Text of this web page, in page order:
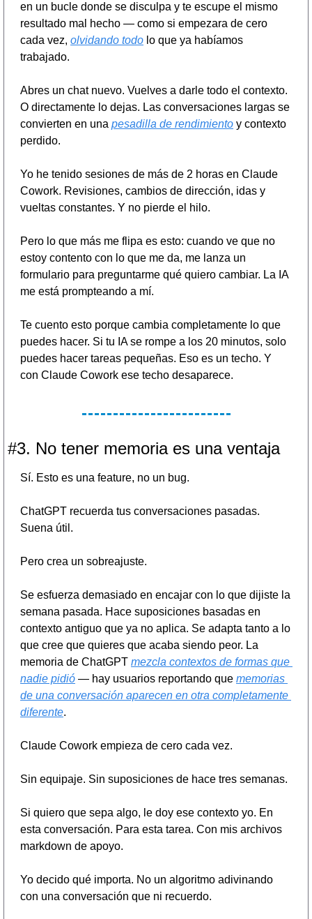
en un bucle donde se disculpa y te escupe el mismo
resultado mal hecho — como si empezara de cero
cada vez, olvidando todo lo que ya habíamos
trabajado.
Abres un chat nuevo. Vuelves a darle todo el contexto.
O directamente lo dejas. Las conversaciones largas se
convierten en una pesadilla de rendimiento y contexto
perdido.
Yo he tenido sesiones de más de 2 horas en Claude
Cowork. Revisiones, cambios de dirección, idas y
vueltas constantes. Y no pierde el hilo.
Pero lo que más me flipa es esto: cuando ve que no
estoy contento con lo que me da, me lanza un
formulario para preguntarme qué quiero cambiar. La IA
me está prompteando a mí.
Te cuento esto porque cambia completamente lo que
puedes hacer. Si tu IA se rompe a los 20 minutos, solo
puedes hacer tareas pequeñas. Eso es un techo. Y
con Claude Cowork ese techo desaparece.
#3. No tener memoria es una ventaja
Sí. Esto es una feature, no un bug.
ChatGPT recuerda tus conversaciones pasadas.
Suena útil.
Pero crea un sobreajuste.
Se esfuerza demasiado en encajar con lo que dijiste la
semana pasada. Hace suposiciones basadas en
contexto antiguo que ya no aplica. Se adapta tanto a lo
que cree que quieres que acaba siendo peor. La
memoria de ChatGPT mezcla contextos de formas que
nadie pidió — hay usuarios reportando que memorias
de una conversación aparecen en otra completamente
diferente.
Claude Cowork empieza de cero cada vez.
Sin equipaje. Sin suposiciones de hace tres semanas.
Si quiero que sepa algo, le doy ese contexto yo. En
esta conversación. Para esta tarea. Con mis archivos
markdown de apoyo.
Yo decido qué importa. No un algoritmo adivinando
con una conversación que ni recuerdo.